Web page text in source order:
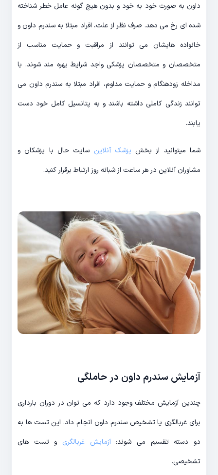
داون به صورت خود به خود و بدون هیچ گونه عامل خطر شناخته
شده ای رخ می دهد. صرف نظر از علت، افراد مبتلا به سندرم داون و
خانواده هایشان می توانند از مراقبت و حمایت مناسب از
متخصصان و متخصصان پزشکی واجد شرایط بهره مند شوند. با
مداخله زودهنگام و حمایت مداوم، افراد مبتلا به سندرم داون می
توانند زندگی کاملی داشته باشند و به پتانسیل کامل خود دست
یابند.
شما میتوانید از بخش پزشک آنلاین سایت حال با پزشکان و
مشاوران آنلاین در هر ساعت از شبانه روز ارتباط برقرار کنید.
آزمایش سندرم داون در حاملگی
چندین آزمایش مختلف وجود دارد که می توان در دوران بارداری
برای غربالگری یا تشخیص سندرم داون انجام داد. این تست ها به
دو دسته تقسیم می شوند:آزمایش غربالگری و تست های
تشخیصی.